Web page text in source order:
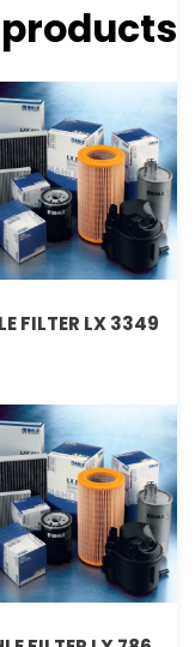
FILTER LX 3349